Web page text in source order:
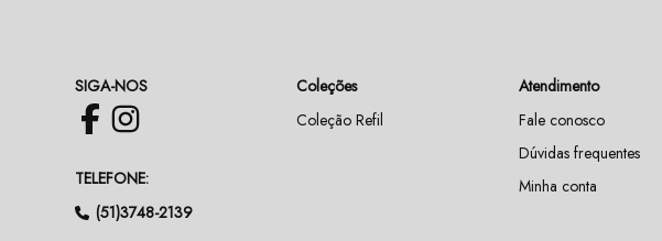
SIGA-NOS
TELEFONE:
(51)3748-2139
Coleções
Coleção Refil
Atendimento
Fale conosco
Dúvidas frequentes
Minha conta